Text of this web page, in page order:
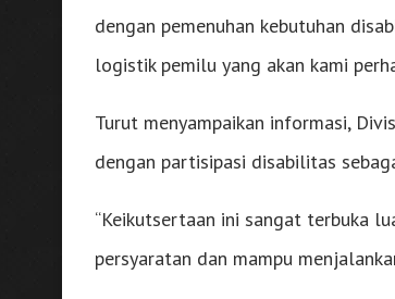
dengan pemenuhan kebutuhan
logistik pemilu yang akan kami
Turut menyampaikan informasi,
dengan partisipasi disabilitas
“Keikutsertaan ini sangat terbuka
persyaratan dan mampu